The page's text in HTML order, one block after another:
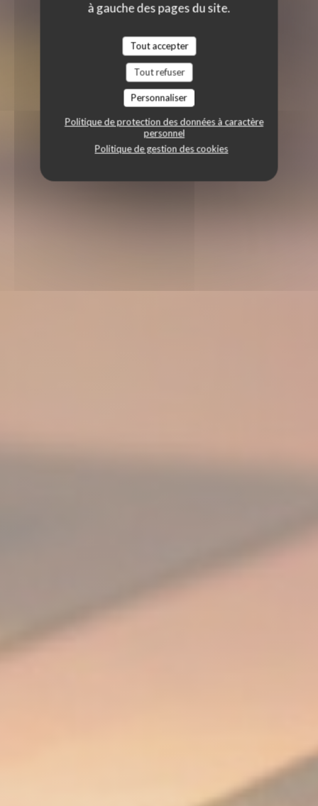
à gauche des pages du site.
Tout accepter
Tout refuser
Personnaliser
Politique de protection des données à caractère
personnel
Politique de gestion des cookies